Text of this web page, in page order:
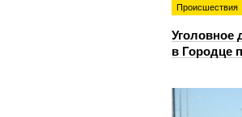
Происшествия
Уголовное
в Городце